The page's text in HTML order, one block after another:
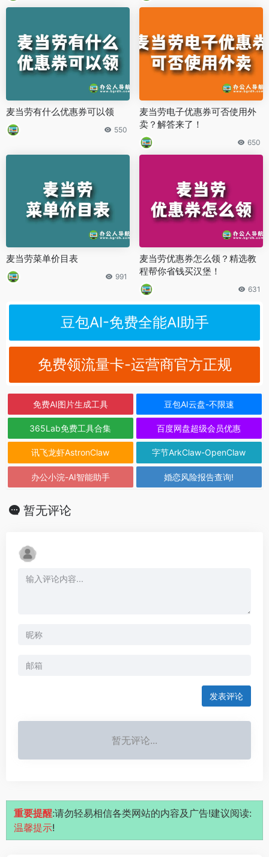
麦当劳有什么优惠券可以领
550
麦当劳电子优惠券可否使用外
卖？解答来了！
650
麦当劳菜单价目表
991
麦当劳优惠券怎么领？精选教
程帮你省钱买汉堡！
631
豆包AI-免费全能AI助手
免费领流量卡-运营商官方正规
免费AI图片生成工具 豆包AI云盘-不限速
365Lab免费工具合集 百度网盘超级会员优惠
讯飞龙虾AstronClaw 字节ArkClaw-OpenClaw
办公小浣-AI智能助手 婚恋风险报告查询!
暂无评论
发表评论
暂无评论...
重要提醒:请勿轻易相信各类网站的内容及广告!建议阅读:
温馨提示!